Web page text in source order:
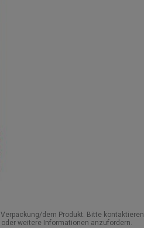
dem Produkt. Bitte kontaktieren
weitere Informationen anzufordern.